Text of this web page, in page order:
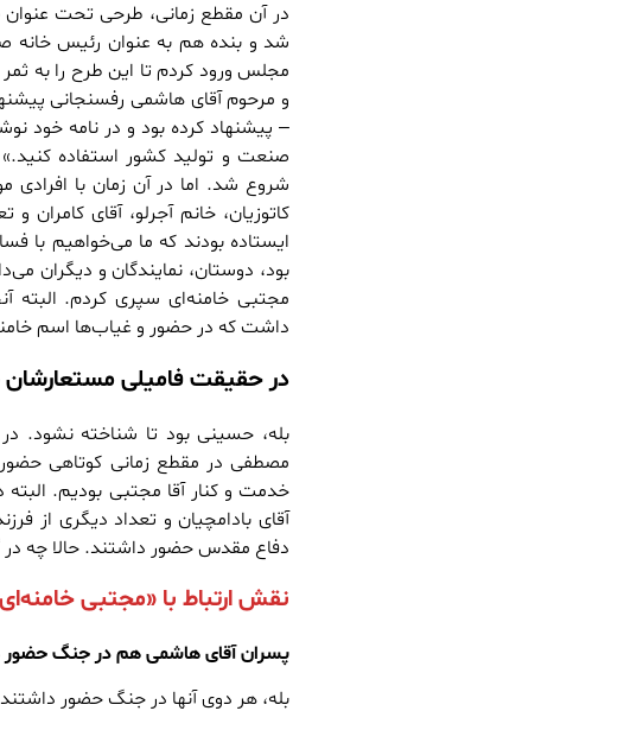
در آن مقطع زمانی، طرحی تحت
شد و بنده هم به عنوان رئیس خانه
و مرحوم آقای هاشمی رفسنجانی
– پیشنهاد کرده بود و در نامه خود
صنعت و تولید کشور استفاده
شروع شد. اما در آن زمان با افرادی
ایستاده بودند که ما می‌خواهیم با
بود، دوستان، نمایندگان و دیگران
مجتبی خامنه‌ای سپری کردم.
داشت که در حضور و غیاب‌ها اسم
در حقیقت فامیلی
خدمت و کنار آقا مجتبی بودیم.
آقای بادامچیان و تعداد دیگری از
دفاع مقدس حضور داشتند. حالا چه
نقش ارتباط با «مجتبی
پسران آقای هاشمی هم در جنگ حضور
بله، هر دوی آنها در جنگ حضور